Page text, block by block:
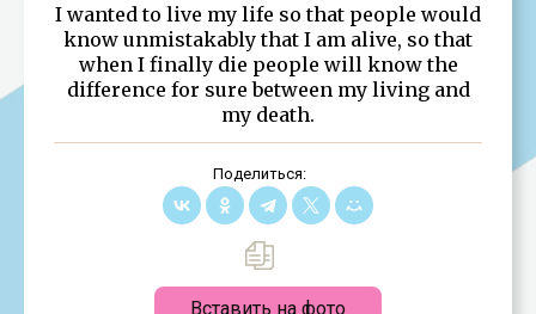
I wanted to live my life so that people would
know unmistakably that I am alive, so that
when I finally die people will know the
difference for sure between my living and
my death.
Поделиться:
Вставить на фото